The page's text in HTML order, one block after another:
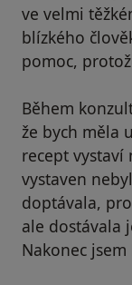
ve velmi
blízkého
pomoc,
Během
že bych měla
recept vystaví
vystaven
doptávala,
ale dostávala
Nakonec